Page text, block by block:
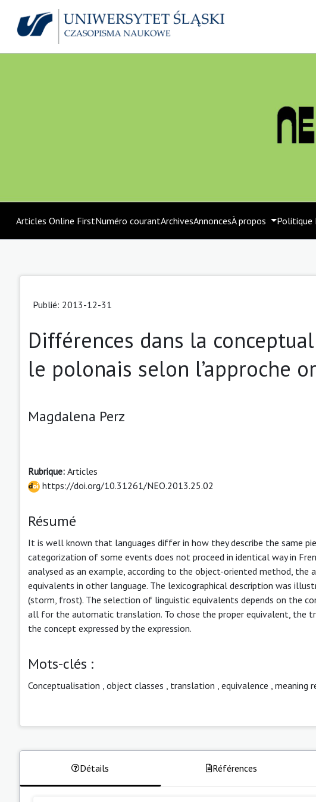
Articles Online FirstNuméro courantArchivesAnnoncesÀ propos Politique
Publié: 2013-12-31
Différences dans la
le polonais selon l’approche
Magdalena Perz
Rubrique: Articles
https://doi.org/10.31261/NEO.2013.25.02
Résumé
It is well known that languages differ in how they describe the same
categorization of some events does not proceed in identical way in
analysed as an example, according to the object-oriented method,
equivalents in other language. The lexicographical description was
(storm, frost). The selection of linguistic equivalents depends on the
all for the automatic translation. To chose the proper equivalent, the
the concept expressed by the expression.
Mots-clés :
Conceptualisation object classes translation equivalence meaning
Détails Références